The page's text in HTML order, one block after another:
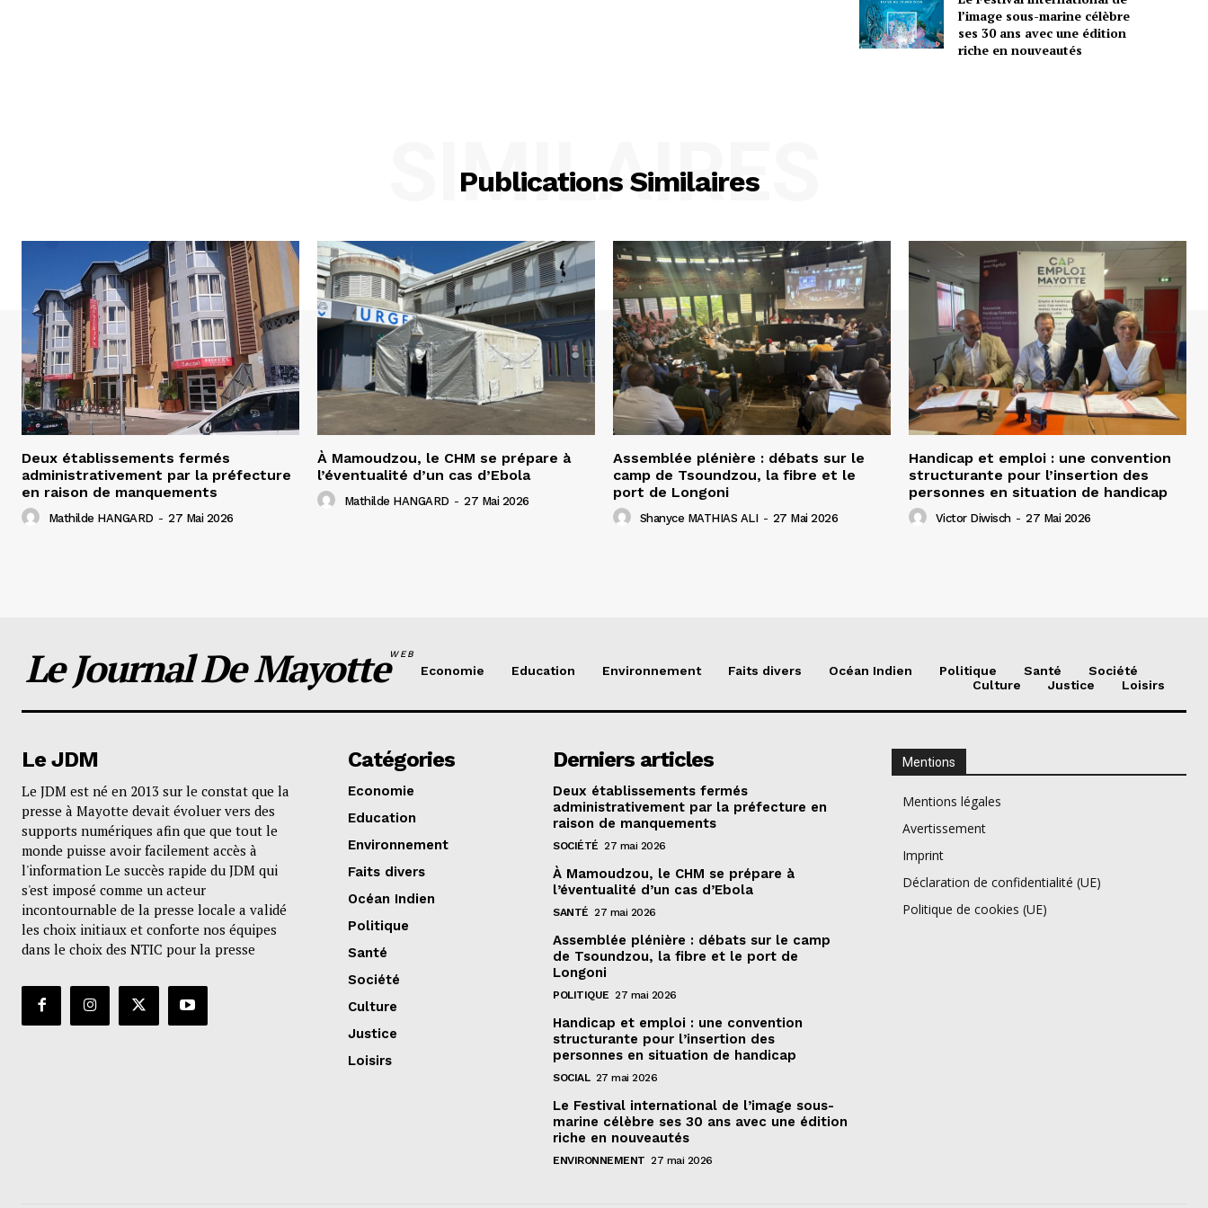
l’image sous-marine célèbre
ses 30 ans avec une édition
riche en nouveautés
Publications Similaires
SIMILAIRES
Deux établissements fermés
administrativement par la préfecture
en raison de manquements
Mathilde HANGARD - 27 Mai 2026
À Mamoudzou, le CHM se prépare à
l’éventualité d’un cas d’Ebola
Mathilde HANGARD - 27 Mai 2026
Assemblée plénière : débats sur le
camp de Tsoundzou, la fibre et le
port de Longoni
Shanyce MATHIAS ALI - 27 Mai 2026
Handicap et emploi : une convention
structurante pour l’insertion des
personnes en situation de handicap
Victor Diwisch - 27 Mai 2026
Le Journal De MayotteWEB
Economie Education Environnement Faits divers Océan Indien Politique Santé
Société
Culture
Justice Loisirs
Le JDM
Le JDM est né en 2013 sur le constat que la
presse à Mayotte devait évoluer vers des
supports numériques afin que que tout le
monde puisse avoir facilement accès à
l'information Le succès rapide du JDM qui
s'est imposé comme un acteur
incontournable de la presse locale a validé
les choix initiaux et conforte nos équipes
dans le choix des NTIC pour la presse
Catégories
Economie
Education
Environnement
Faits divers
Océan Indien
Politique
Santé
Société
Culture
Justice
Loisirs
Derniers articles
Deux établissements fermés
administrativement par la préfecture en
raison de manquements
SOCIÉTÉ 27 mai 2026
À Mamoudzou, le CHM se prépare à
l’éventualité d’un cas d’Ebola
SANTÉ 27 mai 2026
Assemblée plénière : débats sur le camp
de Tsoundzou, la fibre et le port de
Longoni
POLITIQUE 27 mai 2026
Handicap et emploi : une convention
structurante pour l’insertion des
personnes en situation de handicap
SOCIAL 27 mai 2026
Le Festival international de l’image sous-
marine célèbre ses 30 ans avec une édition
riche en nouveautés
ENVIRONNEMENT 27 mai 2026
Mentions
Mentions légales
Avertissement
Imprint
Déclaration de confidentialité (UE)
Politique de cookies (UE)